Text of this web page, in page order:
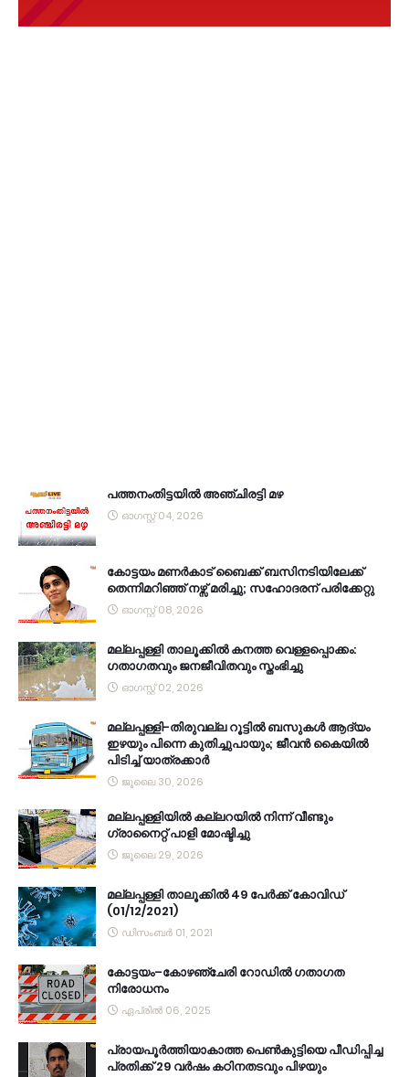
പത്തനംതിട്ടയിൽ അഞ്ചിരട്ടി മഴ
ഓഗസ്റ്റ് 04, 2026
കോട്ടയം മണർകാട് ബൈക്ക് ബസിനടിയിലേക്ക്
തെന്നിമറിഞ്ഞ് നഴ്സ് മരിച്ചു; സഹോദരന് പരിക്കേറ്റു
ഓഗസ്റ്റ് 08, 2026
മല്ലപ്പള്ളി താലൂക്കിൽ കനത്ത വെള്ളപ്പൊക്കം:
ഗതാഗതവും ജനജീവിതവും സ്തംഭിച്ചു
ഓഗസ്റ്റ് 02, 2026
മല്ലപ്പള്ളി-തിരുവല്ല റൂട്ടിൽ ബസുകൾ ആദ്യം
ഇഴയും പിന്നെ കുതിച്ചുപായും; ജീവൻ കൈയിൽ
പിടിച്ച് യാത്രക്കാർ
ജൂലൈ 30, 2026
മല്ലപ്പള്ളിയിൽ കല്ലറയിൽ നിന്ന് വീണ്ടും
ഗ്രാനൈറ്റ് പാളി മോഷ്ടിച്ചു
ജൂലൈ 29, 2026
മല്ലപ്പള്ളി താലൂക്കിൽ 49 പേർക്ക് കോവിഡ്
(01/12/2021)
ഡിസംബർ 01, 2021
കോട്ടയം–കോഴഞ്ചേരി റോഡിൽ ഗതാഗത
നിരോധനം
ഏപ്രിൽ 06, 2025
പ്രായപൂർത്തിയാകാത്ത പെൺകുട്ടിയെ പീഡിപ്പിച്ച
പ്രതിക്ക് 29 വർഷം കഠിനതടവും പിഴയും